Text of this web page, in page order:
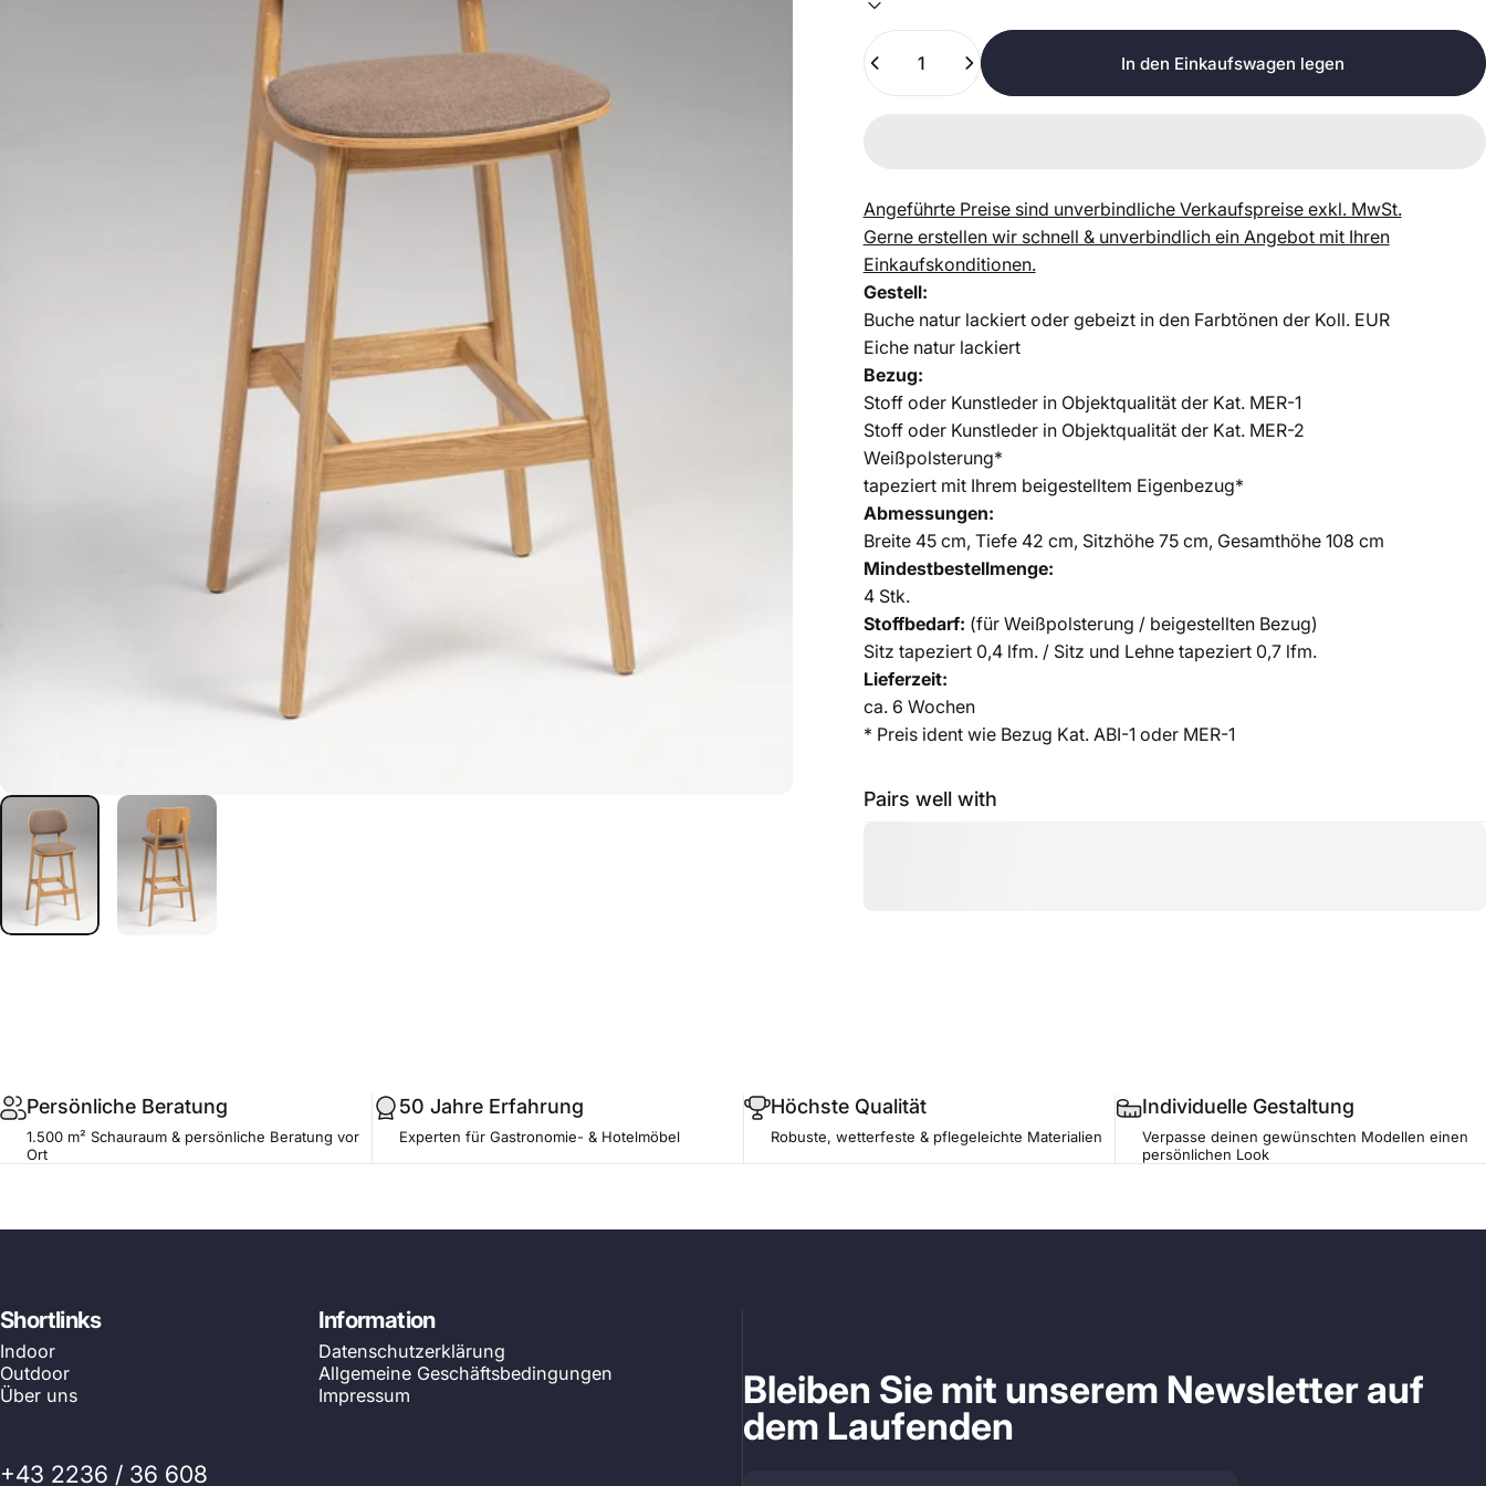
Anzahl
In den Einkaufswagen legen
Angeführte Preise sind unverbindliche Verkaufspreise exkl. MwSt.
Gerne erstellen wir schnell & unverbindlich ein Angebot mit Ihren
Einkaufskonditionen.
Gestell:
Buche natur lackiert oder gebeizt in den Farbtönen der Koll. EUR
Eiche natur lackiert
Bezug:
Stoff oder Kunstleder in Objektqualität der Kat. MER-1
Stoff oder Kunstleder in Objektqualität der Kat. MER-2
Weißpolsterung*
tapeziert mit Ihrem beigestelltem Eigenbezug*
Abmessungen:
Breite 45 cm, Tiefe 42 cm, Sitzhöhe 75 cm, Gesamthöhe 108 cm
Mindestbestellmenge:
4 Stk.
Stoffbedarf: (für Weißpolsterung / beigestellten Bezug)
Sitz tapeziert 0,4 lfm. / Sitz und Lehne tapeziert 0,7 lfm.
Lieferzeit:
ca. 6 Wochen
* Preis ident wie Bezug Kat. ABI-1 oder MER-1
Pairs well with
Persönliche Beratung
1.500 m² Schauraum & persönliche Beratung vor
Ort
50 Jahre Erfahrung
Experten für Gastronomie- & Hotelmöbel
Höchste Qualität
Robuste, wetterfeste & pflegeleichte Materialien
Individuelle Gestaltung
Verpasse deinen gewünschten Modellen einen
persönlichen Look
Shortlinks
Indoor
Outdoor
Über uns
Information
Datenschutzerklärung
Allgemeine Geschäftsbedingungen
Impressum
+43 2236 / 36 608
Bleiben Sie mit unserem Newsletter auf
dem Laufenden